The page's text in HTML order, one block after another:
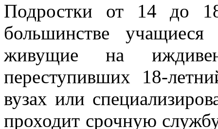
Подростки от 14 до
большинстве
живущие на
переступивших 18-
вузах или
проходит срочную